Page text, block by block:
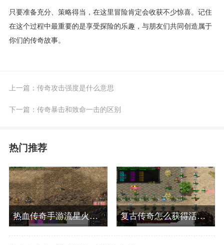
只要准备充分、策略得当，在这里冒险肯定会收获不少惊喜。记住
在这个过程中最重要的是享受探险的乐趣，与朋友们共同创造属于
你们的传奇故事。
上一篇： 传奇攻击强度是什么意思
下一篇： 传奇暴击和致命一击的区别
热门推荐
热血传奇手游流星火雨多少级送 复古传奇怎么获得活力值